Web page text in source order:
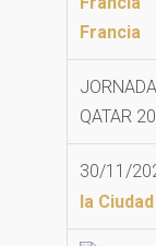
Francia
QATAR
30/11/
la